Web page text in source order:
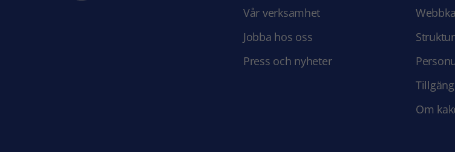
Vår verksamhet
Jobba hos oss
Press och nyheter
Om